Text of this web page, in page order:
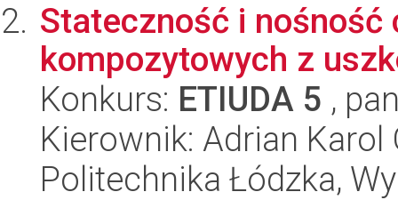
Stateczność i
kompozytowych z
Konkurs: ETIUDA 5 ,
Kierownik: Adrian Karol
Politechnika Łódzka,